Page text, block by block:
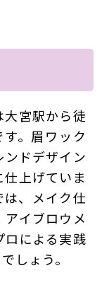
大宮駅から徒
。眉ワック
ンドデザイン
上げていま
は、メイク仕
アイブロウメ
ロによる実践
しょう。